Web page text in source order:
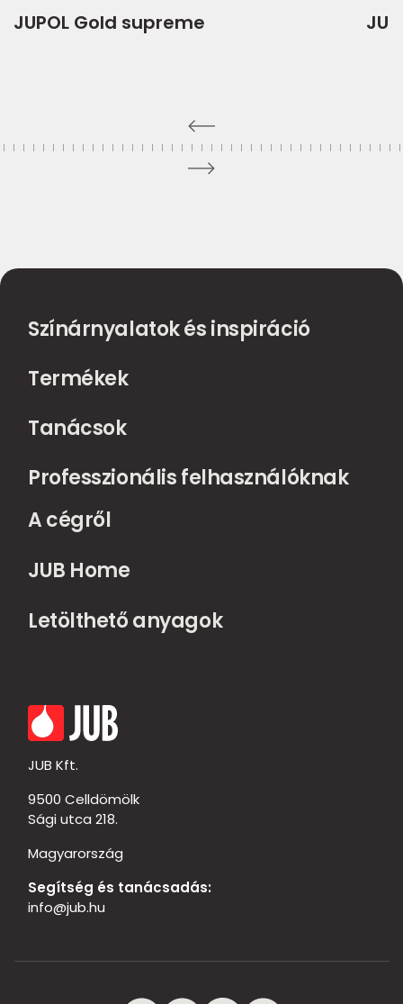
JUPOL Gold supreme
Színárnyalatok és inspiráció
Termékek
Tanácsok
Professzionális felhasználóknak
A cégről
JUB Home
Letölthető anyagok
JUB Kft.
9500 Celldömölk
Sági utca 218.
Magyarország
Segítség és tanácsadás:
info@jub.hu